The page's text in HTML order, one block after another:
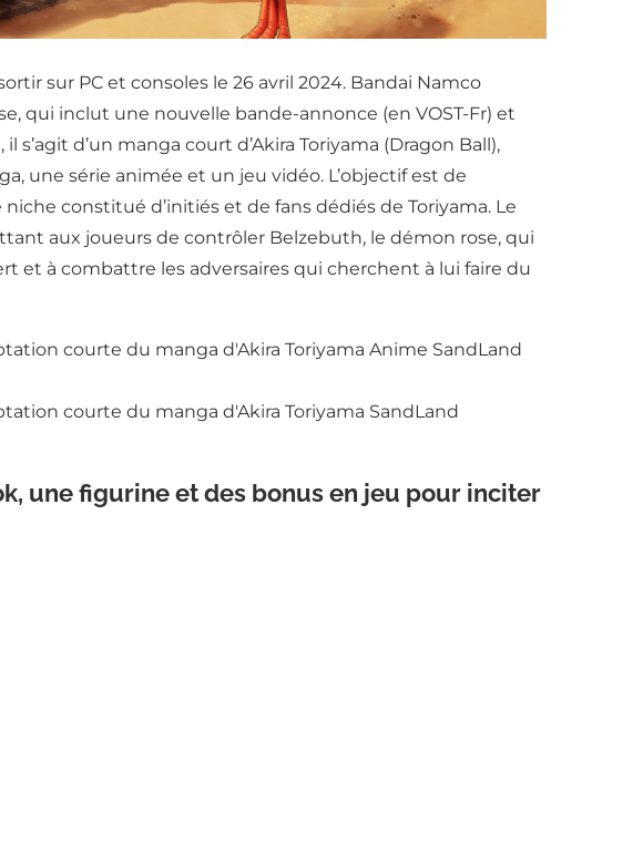
sur PC et consoles le 26 avril 2024. Bandai Namco
qui inclut une nouvelle bande-annonce (en VOST-Fr) et
d’un manga court d’Akira Toriyama (Dragon Ball),
une série animée et un jeu vidéo. L’objectif est de
constitué d’initiés et de fans dédiés de Toriyama. Le
aux joueurs de contrôler Belzebuth, le démon rose, qui
et à combattre les adversaires qui cherchent à lui faire du
une figurine et des bonus en jeu pour inciter